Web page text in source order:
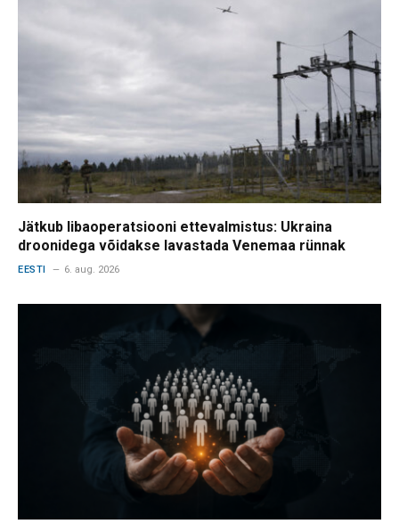
Jätkub libaoperatsiooni ettevalmistus: Ukraina
droonidega võidakse lavastada Venemaa rünnak
EESTI 6. aug. 2026